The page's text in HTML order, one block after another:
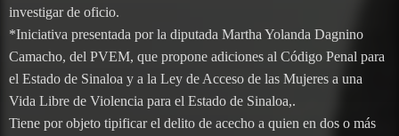
investigar de oficio.
*Iniciativa presentada por la diputada Martha Yolanda Dagnino
Camacho, del PVEM, que propone adiciones al Código Penal para
el Estado de Sinaloa y a la Ley de Acceso de las Mujeres a una
Vida Libre de Violencia para el Estado de Sinaloa,.
Tiene por objeto tipificar el delito de acecho a quien en dos o más